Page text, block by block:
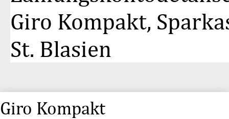
Giro Kompakt,
St. Blasien
Giro Kompakt